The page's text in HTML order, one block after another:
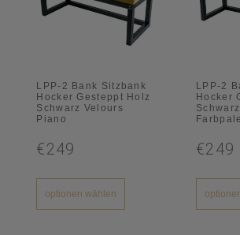
LPP-2 Bank Sitzbank
Hocker Gesteppt Holz
Schwarz Velours
Piano
€249
optionen wählen
LPP-2
Hocker
€249